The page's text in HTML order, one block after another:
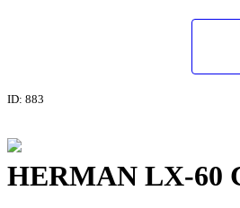
ID: 883
HERMAN LX-60